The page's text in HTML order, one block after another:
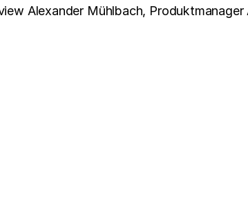
Alexander Mühlbach,